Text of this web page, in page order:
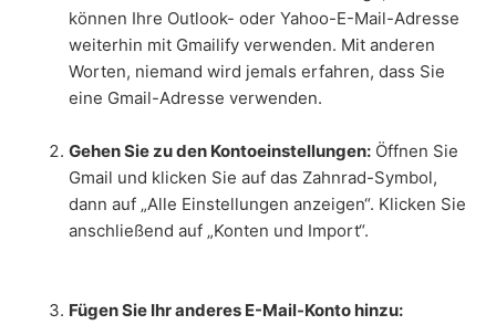
können Ihre Outlook- oder Yahoo-E-Mail-Adresse
weiterhin mit Gmailify verwenden. Mit anderen
Worten, niemand wird jemals erfahren, dass Sie
eine Gmail-Adresse verwenden.
Gehen Sie zu den Kontoeinstellungen: Öffnen Sie
Gmail und klicken Sie auf das Zahnrad-Symbol,
dann auf „Alle Einstellungen anzeigen“. Klicken Sie
anschließend auf „Konten und Import“.
Fügen Sie Ihr anderes E-Mail-Konto hinzu: